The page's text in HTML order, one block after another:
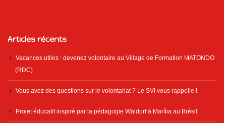
Articles récents
Vacances utiles : devenez volontaire au Village de Formation MATONDO
(RDC)
Vous avez des questions sur le volontariat ? Le SVI vous rappelle !
Projet éducatif inspiré par la pédagogie Waldorf à Marília au Brésil